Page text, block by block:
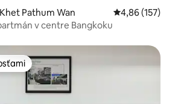
Pathum Wan Priemerné
4,86 (157)
v centre Bangkoku